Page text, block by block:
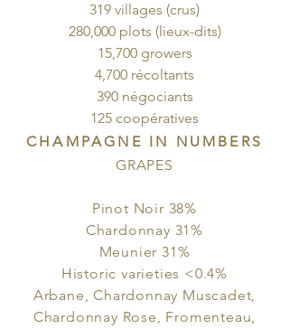
319 villages (crus)
280,000 plots (lieux-dits)
15,700 growers
4,700 récoltants
390 négociants
125 coopératives
CHAMPAGNE IN NUMBERS
GRAPES
Pinot Noir 38%
Chardonnay 31%
Meunier 31%
Historic varieties <0.4%
Arbane, Chardonnay Muscadet,
Chardonnay Rose, Fromenteau,